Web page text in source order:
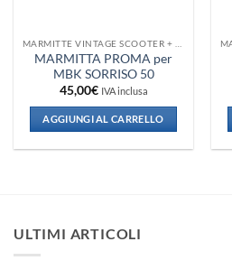
MARMITTA PROMA per
MBK SORRISO 50
45,00€ IVA inclusa
AGGIUNGI AL CARRELLO
ULTIMI ARTICOLI